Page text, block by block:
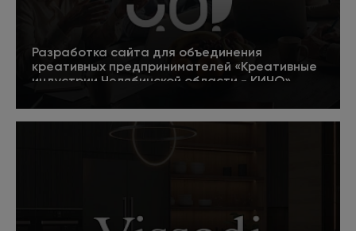
Разработка сайта для объединения
креативных предпринимателей «Креативные
индустрии Челябинской области - КИЧО»
Подробнее 5